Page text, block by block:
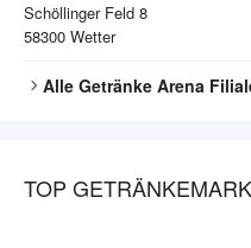
Schöllinger Feld 8
58300 Wetter
Alle Getränke Arena
TOP